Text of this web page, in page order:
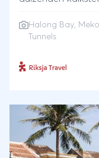
karakteristieke
en vaart over de
Halong Bay,
Tunnels